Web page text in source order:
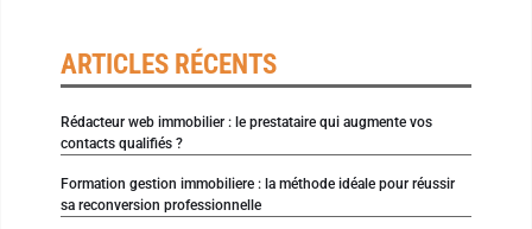
ARTICLES RÉCENTS
Rédacteur web immobilier : le prestataire qui augmente vos
contacts qualifiés ?
Formation gestion immobiliere : la méthode idéale pour réussir
sa reconversion professionnelle